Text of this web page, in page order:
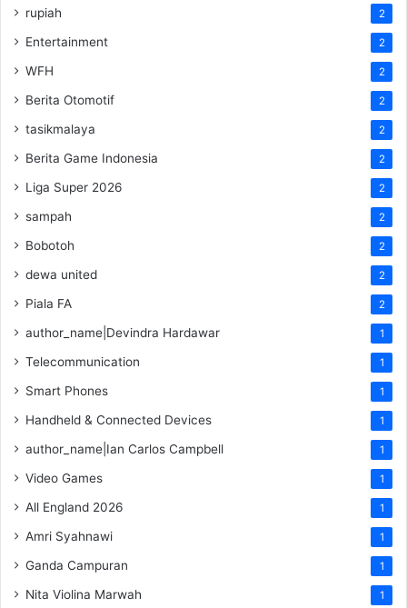
rupiah 2
Entertainment 2
WFH 2
Berita Otomotif 2
tasikmalaya 2
Berita Game Indonesia 2
Liga Super 2026 2
sampah 2
Bobotoh 2
dewa united 2
Piala FA 2
author_name|Devindra Hardawar 1
Telecommunication 1
Smart Phones 1
Handheld & Connected Devices 1
author_name|Ian Carlos Campbell 1
Video Games 1
All England 2026 1
Amri Syahnawi 1
Ganda Campuran 1
Nita Violina Marwah 1